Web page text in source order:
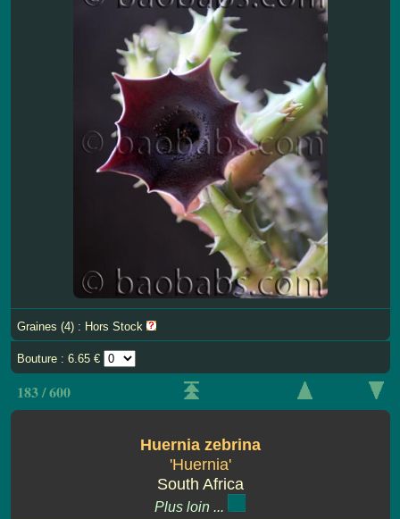
Graines (4) : Hors Stock
Bouture : 6.65 €
183 / 600
Huernia zebrina
'Huernia'
South Africa
Plus loin ...